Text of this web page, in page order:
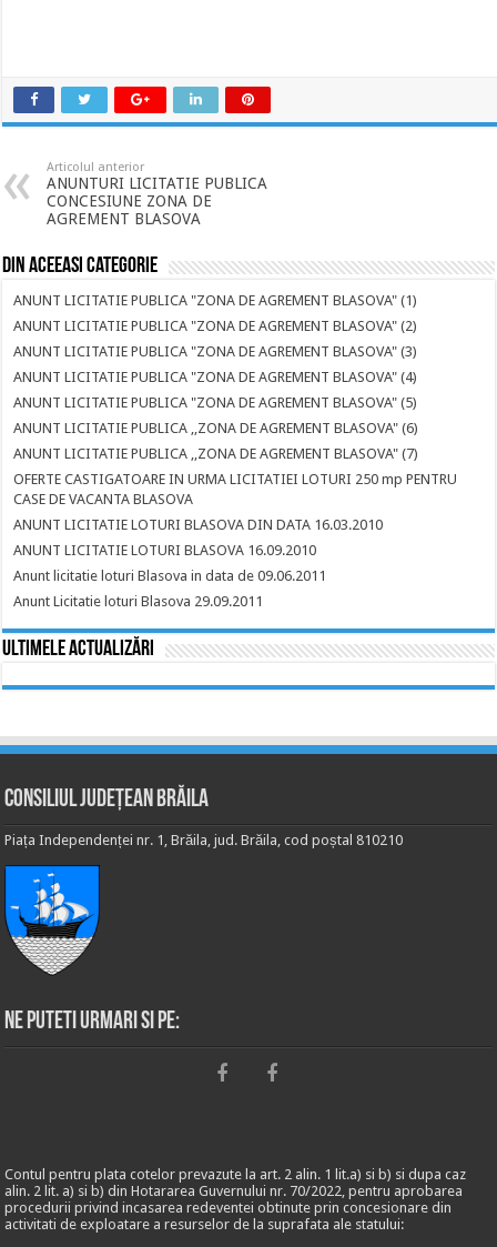
Articolul anterior
ANUNTURI LICITATIE PUBLICA
CONCESIUNE ZONA DE
AGREMENT BLASOVA
Din aceeasi categorie
ANUNT LICITATIE PUBLICA "ZONA DE AGREMENT BLASOVA" (1)
ANUNT LICITATIE PUBLICA "ZONA DE AGREMENT BLASOVA" (2)
ANUNT LICITATIE PUBLICA "ZONA DE AGREMENT BLASOVA" (3)
ANUNT LICITATIE PUBLICA "ZONA DE AGREMENT BLASOVA" (4)
ANUNT LICITATIE PUBLICA "ZONA DE AGREMENT BLASOVA" (5)
ANUNT LICITATIE PUBLICA ,,ZONA DE AGREMENT BLASOVA" (6)
ANUNT LICITATIE PUBLICA ,,ZONA DE AGREMENT BLASOVA" (7)
OFERTE CASTIGATOARE IN URMA LICITATIEI LOTURI 250 mp PENTRU
CASE DE VACANTA BLASOVA
ANUNT LICITATIE LOTURI BLASOVA DIN DATA 16.03.2010
ANUNT LICITATIE LOTURI BLASOVA 16.09.2010
Anunt licitatie loturi Blasova in data de 09.06.2011
Anunt Licitatie loturi Blasova 29.09.2011
Ultimele actualizări
Consiliul Județean Brăila
Piața Independenței nr. 1, Brăila, jud. Brăila, cod poștal 810210
Ne puteti urmari si pe:
Contul pentru plata cotelor prevazute la art. 2 alin. 1 lit.a) si b) si dupa caz
alin. 2 lit. a) si b) din Hotararea Guvernului nr. 70/2022, pentru aprobarea
procedurii privind incasarea redeventei obtinute prin concesionare din
activitati de exploatare a resurselor de la suprafata ale statului: